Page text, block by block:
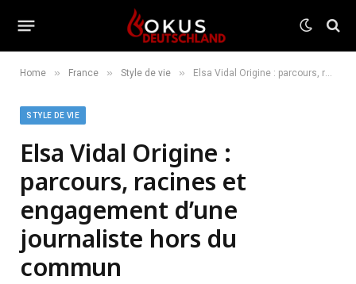
Home » France » Style de vie » Elsa Vidal Origine : parcours, racines et engagement d’une journaliste hors du commun
STYLE DE VIE
Elsa Vidal Origine :
parcours, racines et
engagement d’une
journaliste hors du
commun